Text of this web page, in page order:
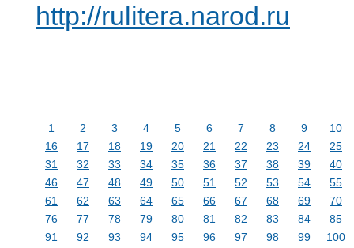
http://rulitera.narod.ru
1 2 3 4 5 6 7 8 9
10
16
17 18 19 20 21 22 23 24
25
31
32 33 34 35 36 37 38 39
40
46
47 48 49 50 51 52 53 54
55
61
62 63 64 65 66 67 68 69
70
76
77 78 79 80 81 82 83 84
85
91
92 93 94 95 96 97 98 99
100